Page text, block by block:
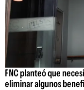
FNC planteó que
eliminar algunos